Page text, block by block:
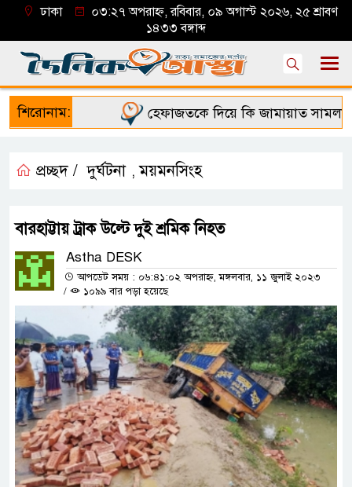
ঢাকা
০৩:২৭ অপরাহ্ন, রবিবার, ০৯ অগাস্ট ২০২৬, ২৫ শ্রাবণ
১৪৩৩ বঙ্গাব্দ
শিরোনাম: হেফাজতকে দিয়ে কি জামায়াত সামলাতে
প্রচ্ছদ / দুর্ঘটনা ,ময়মনসিংহ
বারহাট্টায় ট্রাক উল্টে দুই শ্রমিক নিহত
Astha DESK
আপডেট সময় : ০৬:৪১:০২ অপরাহ্ন, মঙ্গলবার, ১১ জুলাই ২০২৩
/
১০৯৯ বার পড়া হয়েছে